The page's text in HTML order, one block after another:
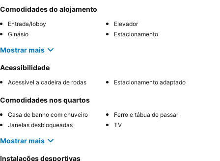
Comodidades do alojamento
Entrada/lobby
Elevador
Ginásio
Estacionamento
Mostrar mais
Acessibilidade
Acessível a cadeira de rodas Estacionamento adaptado
Comodidades nos quartos
Casa de banho com chuveiro
Ferro e tábua de passar
Janelas desbloqueadas
TV
Mostrar mais
Instalações desportivas